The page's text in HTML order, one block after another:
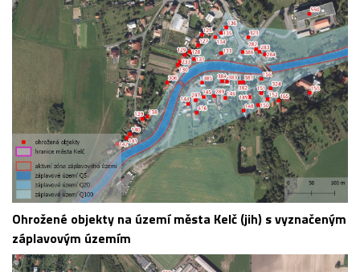
Ohrožené objekty na území města Kelč (jih) s vyznačeným
záplavovým územím